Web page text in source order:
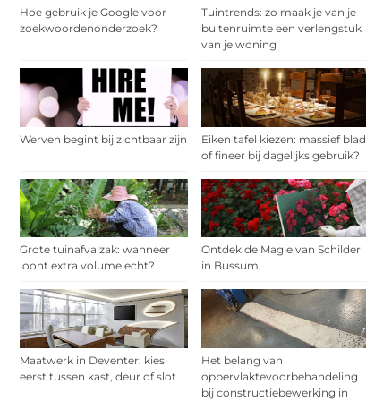
Hoe gebruik je Google voor
zoekwoordenonderzoek?
Tuintrends: zo maak je van je
buitenruimte een verlengstuk
van je woning
Werven begint bij zichtbaar zijn
Eiken tafel kiezen: massief blad
of fineer bij dagelijks gebruik?
Grote tuinafvalzak: wanneer
loont extra volume echt?
Ontdek de Magie van Schilder
in Bussum
Maatwerk in Deventer: kies
eerst tussen kast, deur of slot
Het belang van
oppervlaktevoorbehandeling
bij constructiebewerking in